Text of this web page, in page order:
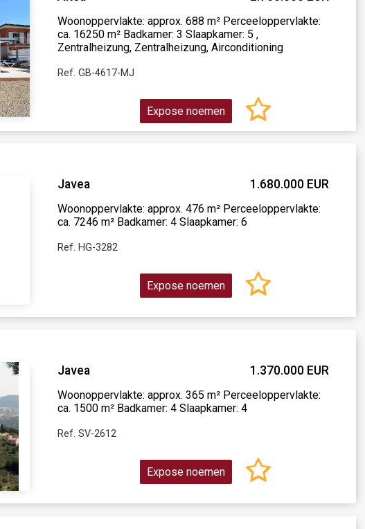
Woonoppervlakte: approx. 688 m² Perceeloppervlakte:
ca. 16250 m² Badkamer: 3 Slaapkamer: 5 ,
Zentralheizung, Zentralheizung, Airconditioning
Ref. GB-4617-MJ
Expose noemen
Javea 1.680.000 EUR
Woonoppervlakte: approx. 476 m² Perceeloppervlakte:
ca. 7246 m² Badkamer: 4 Slaapkamer: 6
Ref. HG-3282
Expose noemen
Javea 1.370.000 EUR
Woonoppervlakte: approx. 365 m² Perceeloppervlakte:
ca. 1500 m² Badkamer: 4 Slaapkamer: 4
Ref. SV-2612
Expose noemen